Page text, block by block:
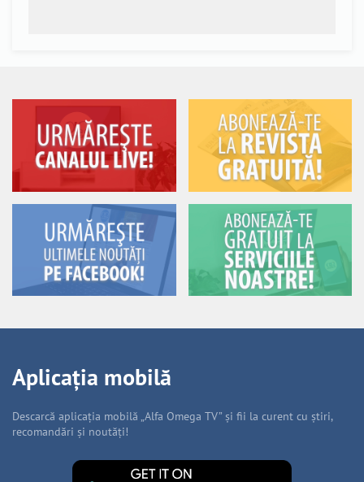
Aplicația mobilă
Descarcă aplicația mobilă „Alfa Omega TV” și fii la curent cu știri,
recomandări și noutăți!